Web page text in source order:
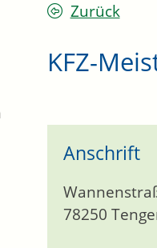
Zurück
KFZ-
Anschrift
78250